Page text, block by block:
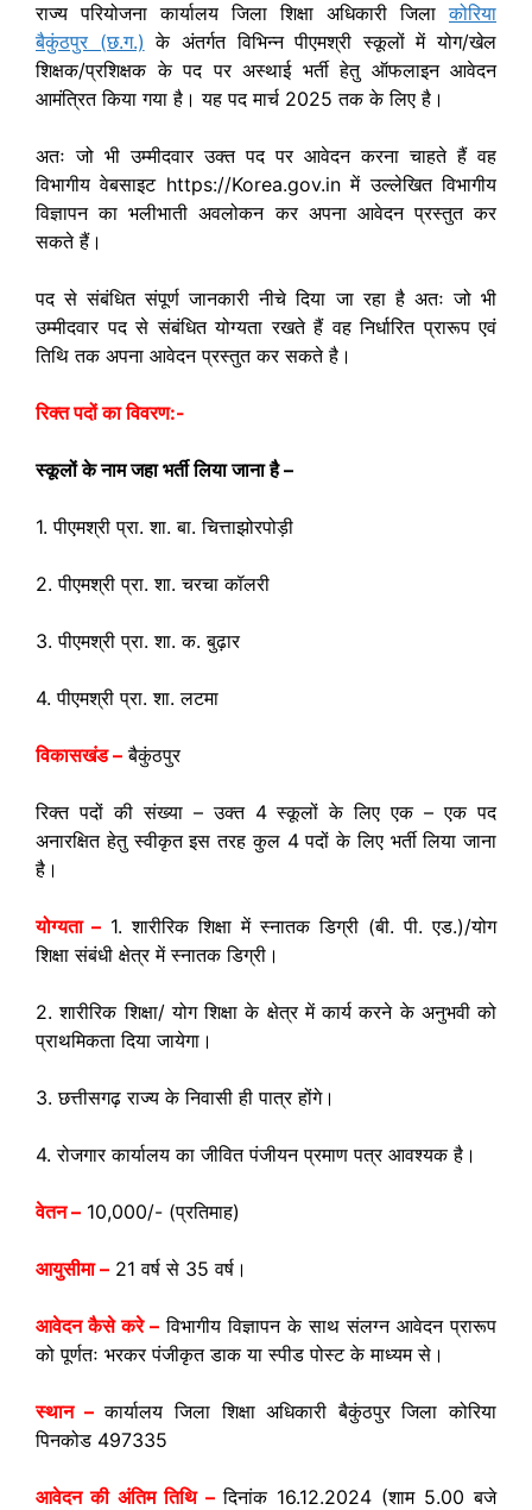
राज्य परियोजना कार्यालय जिला शिक्षा अधिकारी जिलाकोरिया
बैकुंठपुर (छ.ग.) के अंतर्गत विभिन्न पीएमश्री स्कूलों में योग/खेल
शिक्षक/प्रशिक्षक के पद पर अस्थाई भर्ती हेतु ऑफलाइन आवेदन
आमंत्रित किया गया है। यह पद मार्च 2025 तक के लिए है।
अतः जो भी उम्मीदवार उक्त पद पर आवेदन करना चाहते हैं वह
विभागीय वेबसाइट https://Korea.gov.in में उल्लेखित विभागीय
विज्ञापन का भलीभाती अवलोकन कर अपना आवेदन प्रस्तुत कर
सकते हैं।
पद से संबंधित संपूर्ण जानकारी नीचे दिया जा रहा है अतः जो भी
उम्मीदवार पद से संबंधित योग्यता रखते हैं वह निर्धारित प्रारूप एवं
तिथि तक अपना आवेदन प्रस्तुत कर सकते है।
रिक्त पदों का विवरण:-
स्कूलों के नाम जहा भर्ती लिया जाना है –
1. पीएमश्री प्रा. शा. बा. चित्ताझोरपोड़ी
2. पीएमश्री प्रा. शा. चरचा कॉलरी
3. पीएमश्री प्रा. शा. क. बुढ़ार
4. पीएमश्री प्रा. शा. लटमा
विकासखंड – बैकुंठपुर
रिक्त पदों की संख्या – उक्त 4 स्कूलों के लिए एक – एक पद
अनारक्षित हेतु स्वीकृत इस तरह कुल 4 पदों के लिए भर्ती लिया जाना
है।
योग्यता – 1. शारीरिक शिक्षा में स्नातक डिग्री (बी. पी. एड.)/योग
शिक्षा संबंधी क्षेत्र में स्नातक डिग्री।
2. शारीरिक शिक्षा/ योग शिक्षा के क्षेत्र में कार्य करने के अनुभवी को
प्राथमिकता दिया जायेगा।
3. छत्तीसगढ़ राज्य के निवासी ही पात्र होंगे।
4. रोजगार कार्यालय का जीवित पंजीयन प्रमाण पत्र आवश्यक है।
वेतन – 10,000/- (प्रतिमाह)
आयुसीमा – 21 वर्ष से 35 वर्ष।
आवेदन कैसे करे – विभागीय विज्ञापन के साथ संलग्न आवेदन प्रारूप
को पूर्णतः भरकर पंजीकृत डाक या स्पीड पोस्ट के माध्यम से।
स्थान –कार्यालय जिला शिक्षा अधिकारी बैकुंठपुर जिला कोरिया
पिनकोड 497335
आवेदन की अंतिम तिथि – दिनांक 16.12.2024 (शाम 5.00 बजे